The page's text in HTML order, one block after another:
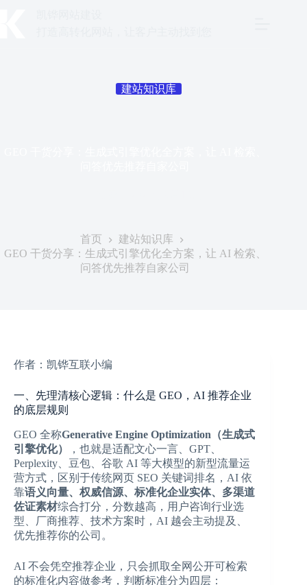
建站知识库
首页
建站知识库
GEO 干货分享：生成式引擎优化全方案，让 AI 检索、
问答优先推荐自家公司
作者：凯铧互联小编
一、先理清核心逻辑：什么是 GEO，AI 推荐企业
的底层规则
GEO 全称Generative Engine Optimization（生成式
引擎优化）
，也就是适配文心一言、GPT、
Perplexity、豆包、谷歌 AI 等大模型的新型流量运
营方式，区别于传统网页 SEO 关键词排名，AI 依
靠语义向量、权威信源、标准化企业实体、多渠道
佐证素材综合打分，分数越高，用户咨询行业选
型、厂商推荐、技术方案时，AI 越会主动提及、
优先推荐你的公司。
AI 不会凭空推荐企业，只会抓取全网公开可检索
的标准化内容做参考，判断标准分为四层：